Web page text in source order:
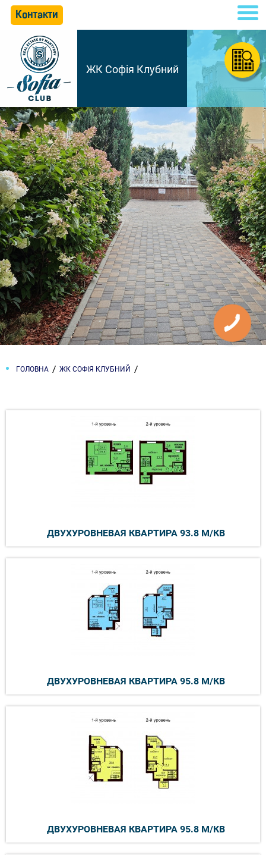
Контакти
ЖК Софія Клубний
ГОЛОВНА ЖК СОФІЯ КЛУБНИЙ
ДВУХУРОВНЕВАЯ КВАРТИРА 93.8 М/КВ
ДВУХУРОВНЕВАЯ КВАРТИРА 95.8 М/КВ
ДВУХУРОВНЕВАЯ КВАРТИРА 95.8 М/КВ